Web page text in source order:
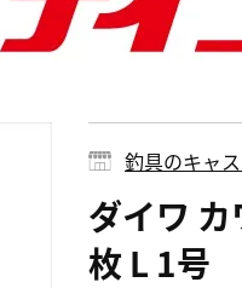
釣具のキャ
ダイワ
枚 L 1号